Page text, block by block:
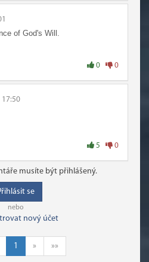
of God's Will.
0 0
17:50
5 0
musíte být přihlášený.
se
nebo
nový účet
1 » »»